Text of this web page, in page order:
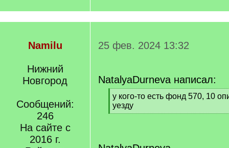
Namilu
Нижний
Новгород
Сообщений:
246
На сайте с
2016 г.
25 фев. 2024 13:32
NatalyaDurneva написал:
[
q
]
у кого-то есть фонд 570, 10
уезду
[